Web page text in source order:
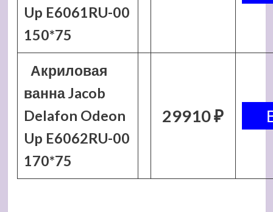
Up E6061RU-00
150*75
Акриловая
ванна Jacob
Delafon Odeon
Up E6062RU-00
170*75
29910 ₽